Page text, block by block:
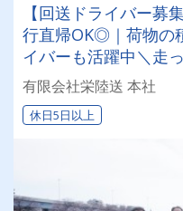
【回送ドライバー募
行直帰OK◎｜荷物の
イバーも活躍中＼走
両に乗れるチャンス
有限会社栄陸送 本社
休日5日以上